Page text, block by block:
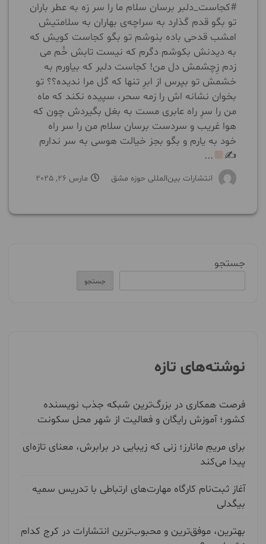
#کجاست_دلبر برسان سلام ما را سر رَه به عطر باران
تو بگو قدم گذارد به سراچه‌ی بهاران به سلامتیش
امشب قدحی باده بنوشم تو بگو کجاست کویش که
به دیدنش بکوشم دگرم که نیست تابش خُم می
زدم زِچشمش دل من! کجاست دلبر که بیاورم به
خشمش تو بپرس از ابرِ تنها که گل مرا ندیده؟؟ تو
بخوان نشانه اش را زمه سحر، سپیده نکند که ماه
من را سرِ راه عابری مست به بغل بگیردش چون که
هوا غریب و سردست برسان سلام من را سر راه
خود به یارم و بگو بجز خیالت هوسی به سر ندارم
✍
...
انتشارات بین‌المللی حوزه مشق مارس 26, 2025
جستجو
جستجو
نوشته‌های تازه
فرصت همکاری در بزرگ‌ترین شبکه جذب نویسنده
کشور؛ آموزش رایگان و فعالیت از شهر محل سکونت
برای مریمِ مانارز؛ زنی که زیبایی در برابرش، معنای تازه‌ای
پیدا می‌کند
آغاز ثبت‌نام کارگاه مهارت‌های ارتباطی با تدریس سمیه
بیگدلی
بهترین، موفق‌ترین و محبوب‌ترین انتشارات در کرج کدام